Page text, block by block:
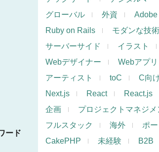
ード
グローバル
外資 Adobe
Ruby on Rails
モダンな技術
サーバーサイド
イラスト
Webデザイナー
Webアプリ
アーティスト
toC C向
Next.js
React React.js
企画
プロジェクトマネジメ
フルスタック
海外 ポ
CakePHP
未経験 B2B